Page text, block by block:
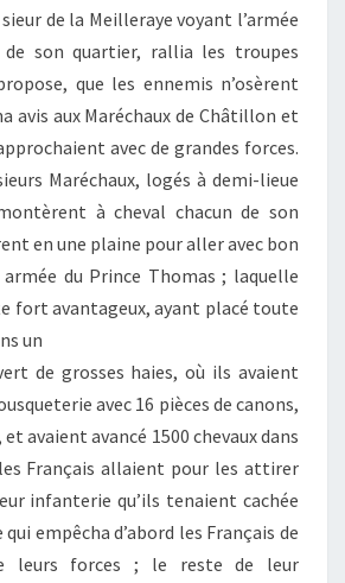
de la Meilleraye voyant l’armée
de son quartier, rallia les troupes
que les ennemis n’osèrent
avis aux Maréchaux de Châtillon et
avec de grandes forces.
Maréchaux, logés à demi-lieue
à cheval chacun de son
en une plaine pour aller avec bon
du Prince Thomas ; laquelle
fort avantageux, ayant placé toute
un
de grosses haies, où ils avaient
avec 16 pièces de canons,
avaient avancé 1500 chevaux dans
Français allaient pour les attirer
infanterie qu’ils tenaient cachée
qui empêcha d’abord les Français de
leurs forces ; le reste de leur